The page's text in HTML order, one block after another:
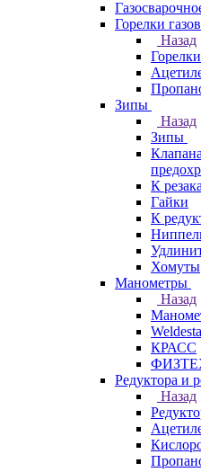
Горелки
Назад
Зипы
Назад
Зипы
К
Гайки
К
Хомуты
Манометры
Назад
КРАСС
Редуктора и
Назад